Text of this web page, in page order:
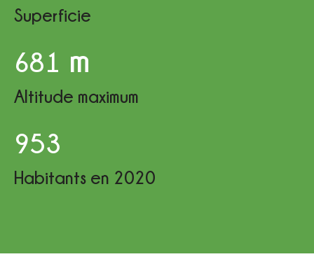
Superficie
681 m
Altitude maximum
953
Habitants en 2020